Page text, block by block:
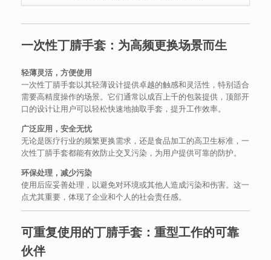
一次性丁腈手套：为高频更换场景而生
轻薄灵活，方便使用
一次性丁腈手套以其轻薄设计提供卓越的触感和灵活性，特别适合
需要高精度操作的场景。它们通常以成百上千的包装提供，顶部开
口的设计让用户可以轻松快速地抽取手套，提升工作效率。
广泛应用，安全无忧
无论是医疗行业的频繁更换需求，还是食品加工的高卫生标准，一
次性丁腈手套都能有效防止交叉污染，为用户提供可靠的防护。
环保处理，减少污染
使用后应妥善处理，以避免对环境或其他人造成污染和伤害。这一
点尤其重要，体现了企业和个人的社会责任感。
可重复使用的丁腈手套：重型工作的可靠
伙伴